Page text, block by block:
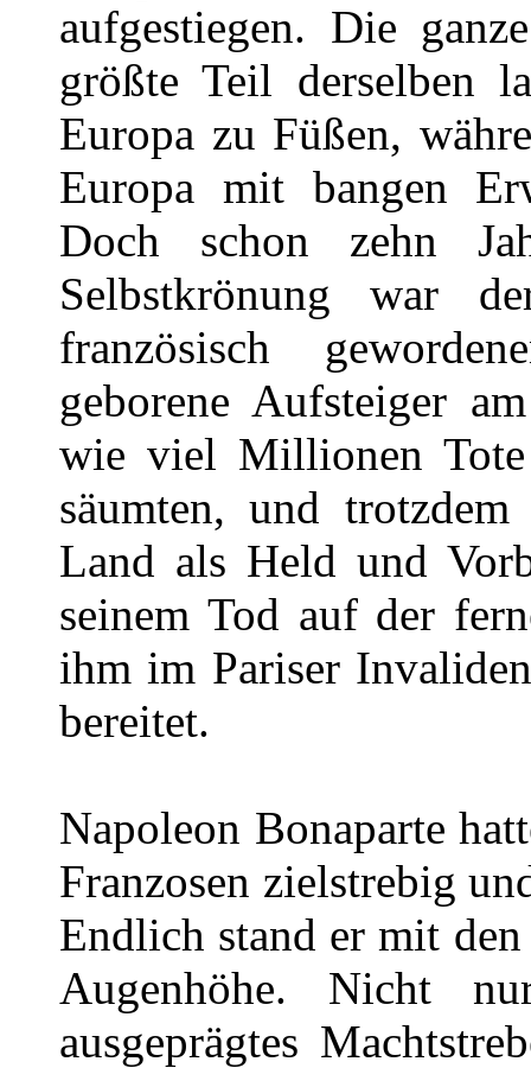
aufgestiegen. Die
größte Teil derselben
Europa zu Füßen,
Europa mit bangen
Doch schon zehn
Selbstkrönung war
französisch
geborene Aufsteiger
wie viel Millionen Tote
säumten, und
Land als Held und
seinem Tod auf der
ihm im Pariser
bereitet.
Napoleon Bonaparte
Franzosen zielstrebig
Endlich stand er mit
Augenhöhe. Nicht
ausgeprägtes